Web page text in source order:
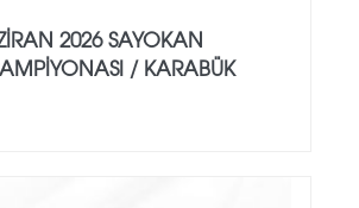
2026 SAYOKAN
/ KARABÜK